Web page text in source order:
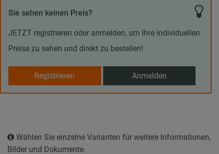
Sie sehen keinen Preis?
JETZT registrieren oder anmelden, um Ihre individuellen
Preise zu sehen und direkt zu bestellen!
Registrieren Anmelden
Wählen Sie einzelne Varianten für weitere Informationen,
Bilder und Dokumente.